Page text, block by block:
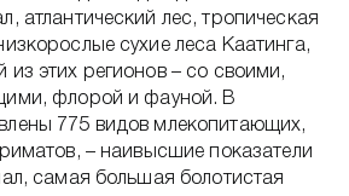
атлантический лес, тропическая
сухие леса Каатинга,
этих регионов – со своими,
флорой и фауной. В
775 видов млекопитающих,
– наивысшие показатели
самая большая болотистая